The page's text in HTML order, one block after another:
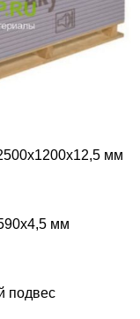
мм
мм
подвес